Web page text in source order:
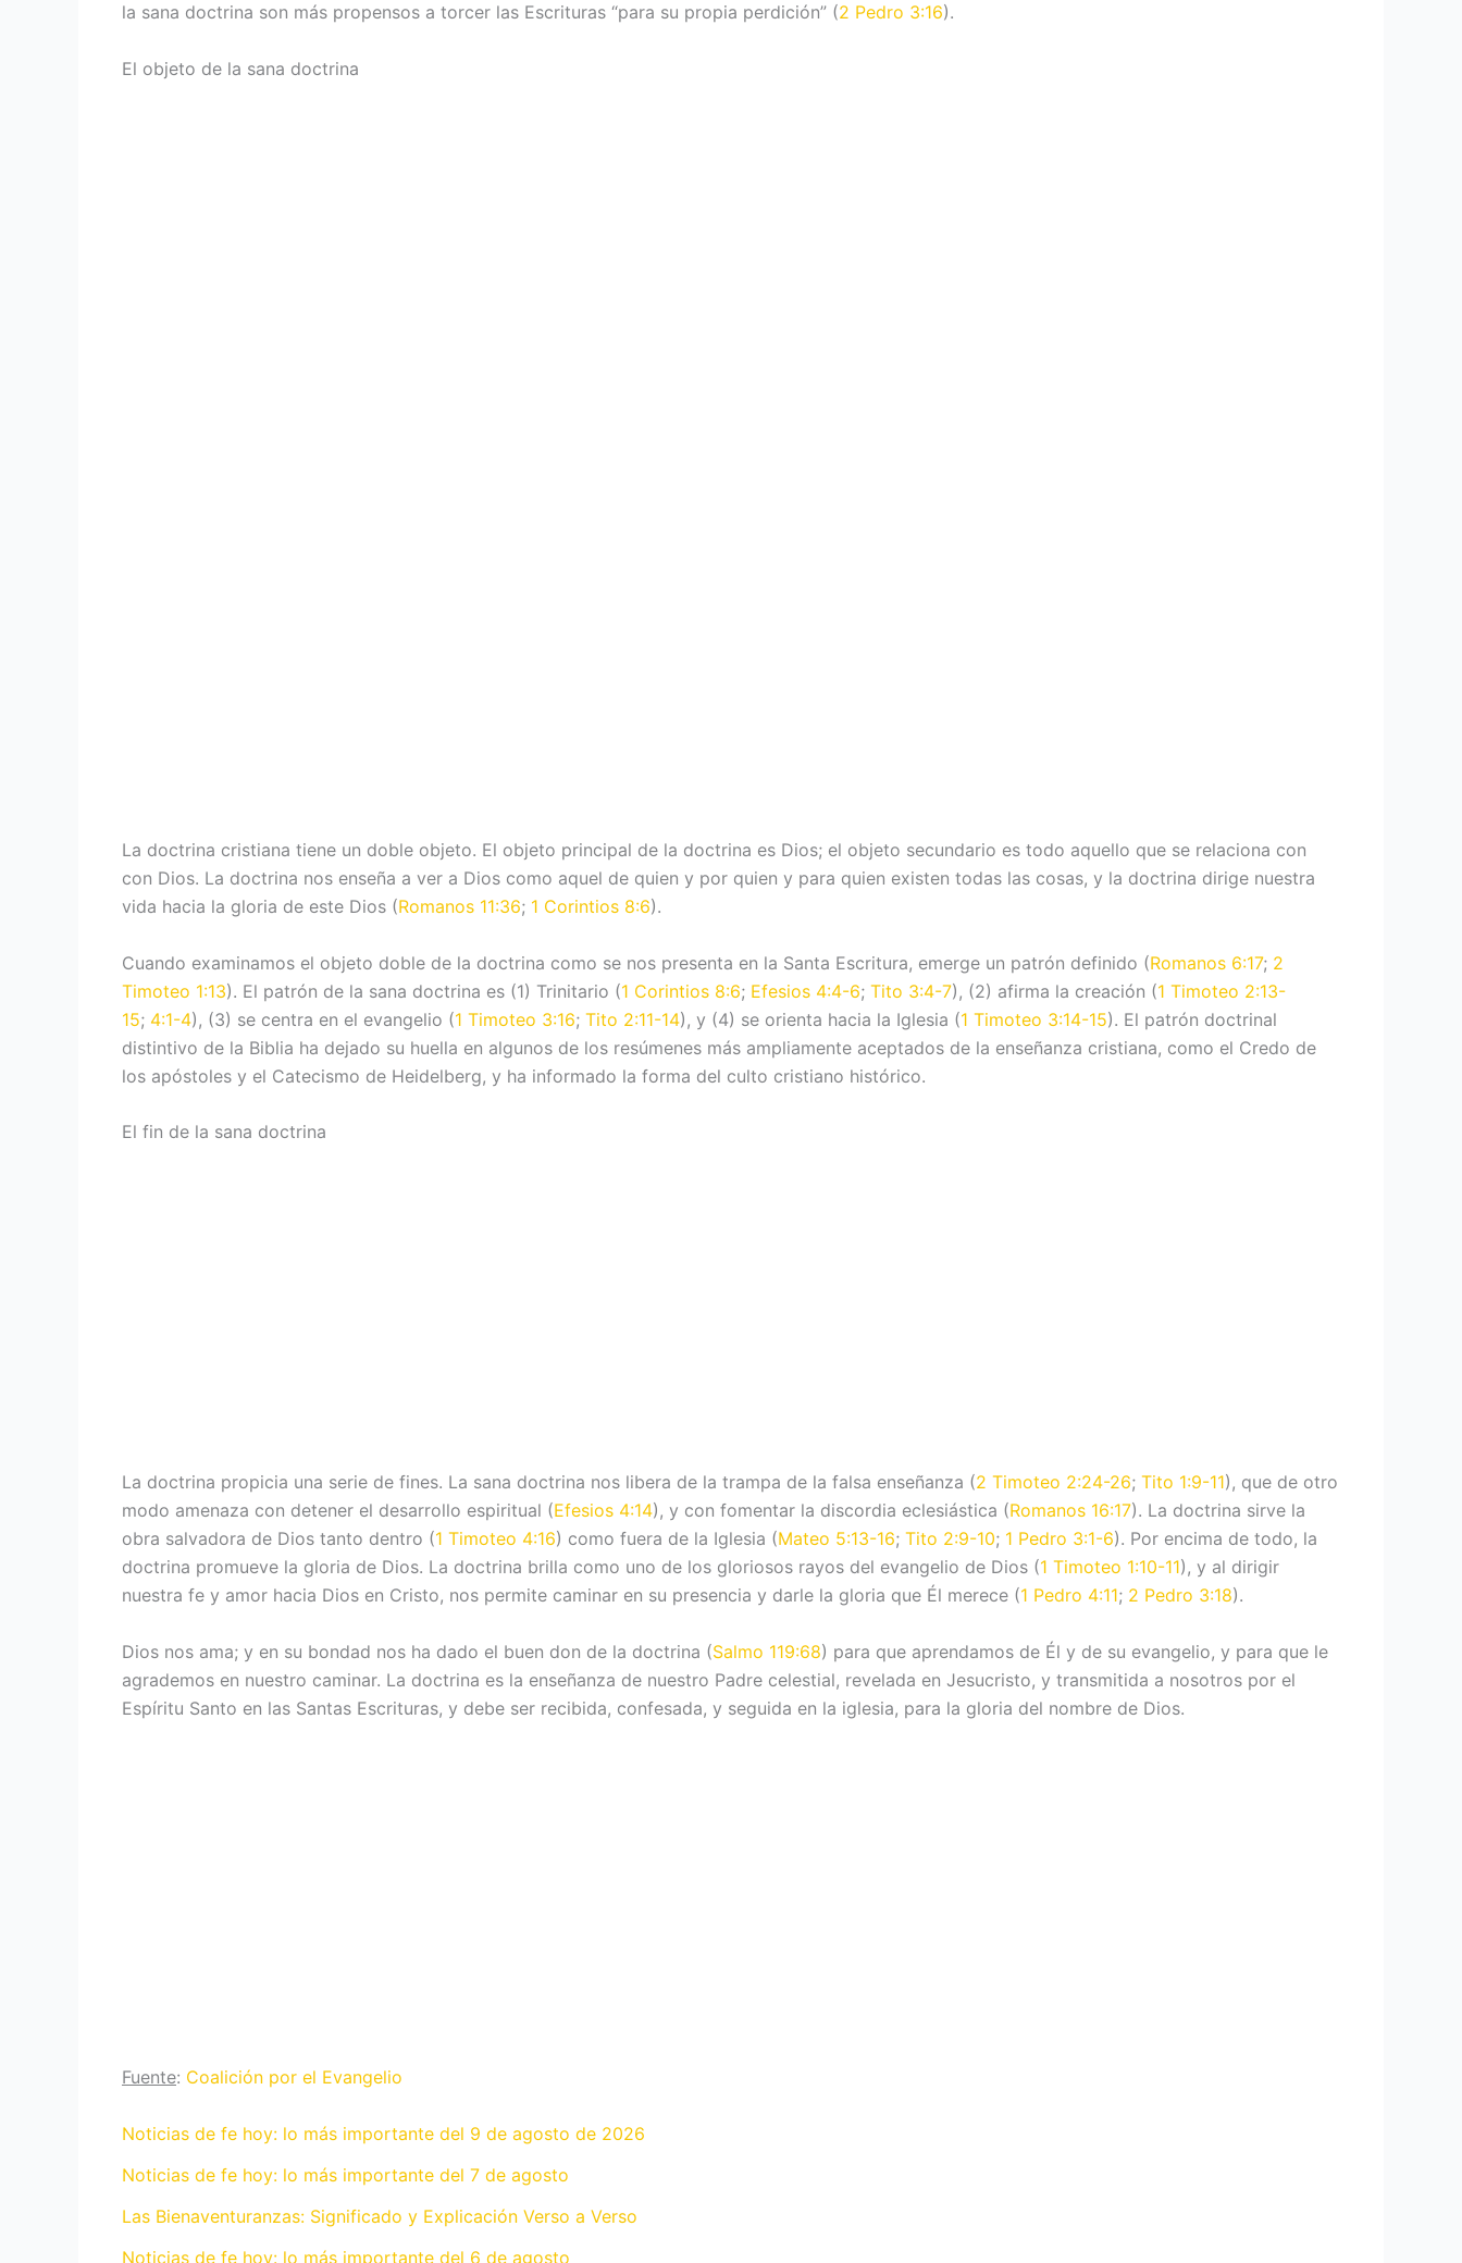
la sana doctrina son más propensos a torcer las Escrituras “para su propia perdición” (2 Pedro 3:16).
El objeto de la sana doctrina
La doctrina cristiana tiene un doble objeto. El objeto principal de la doctrina es Dios; el objeto secundario es todo aquello que se relaciona con
con Dios. La doctrina nos enseña a ver a Dios como aquel de quien y por quien y para quien existen todas las cosas, y la doctrina dirige nuestra
vida hacia la gloria de este Dios (Romanos 11:36; 1 Corintios 8:6).
Cuando examinamos el objeto doble de la doctrina como se nos presenta en la Santa Escritura, emerge un patrón definido (Romanos 6:17; 2
Timoteo 1:13). El patrón de la sana doctrina es (1) Trinitario (1 Corintios 8:6; Efesios 4:4-6; Tito 3:4-7), (2) afirma la creación (1 Timoteo 2:13-
15; 4:1-4), (3) se centra en el evangelio (1 Timoteo 3:16; Tito 2:11-14), y (4) se orienta hacia la Iglesia (1 Timoteo 3:14-15). El patrón doctrinal
distintivo de la Biblia ha dejado su huella en algunos de los resúmenes más ampliamente aceptados de la enseñanza cristiana, como el Credo de
los apóstoles y el Catecismo de Heidelberg, y ha informado la forma del culto cristiano histórico.
El fin de la sana doctrina
La doctrina propicia una serie de fines. La sana doctrina nos libera de la trampa de la falsa enseñanza (2 Timoteo 2:24-26; Tito 1:9-11), que de otro
modo amenaza con detener el desarrollo espiritual (Efesios 4:14), y con fomentar la discordia eclesiástica (Romanos 16:17). La doctrina sirve la
obra salvadora de Dios tanto dentro (1 Timoteo 4:16) como fuera de la Iglesia (Mateo 5:13-16; Tito 2:9-10; 1 Pedro 3:1-6). Por encima de todo, la
doctrina promueve la gloria de Dios. La doctrina brilla como uno de los gloriosos rayos del evangelio de Dios (1 Timoteo 1:10-11), y al dirigir
nuestra fe y amor hacia Dios en Cristo, nos permite caminar en su presencia y darle la gloria que Él merece (1 Pedro 4:11; 2 Pedro 3:18).
Dios nos ama; y en su bondad nos ha dado el buen don de la doctrina (Salmo 119:68) para que aprendamos de Él y de su evangelio, y para que le
agrademos en nuestro caminar. La doctrina es la enseñanza de nuestro Padre celestial, revelada en Jesucristo, y transmitida a nosotros por el
Espíritu Santo en las Santas Escrituras, y debe ser recibida, confesada, y seguida en la iglesia, para la gloria del nombre de Dios.
Fuente: Coalición por el Evangelio
Noticias de fe hoy: lo más importante del 9 de agosto de 2026
Noticias de fe hoy: lo más importante del 7 de agosto
Las Bienaventuranzas: Significado y Explicación Verso a Verso
Noticias de fe hoy: lo más importante del 6 de agosto